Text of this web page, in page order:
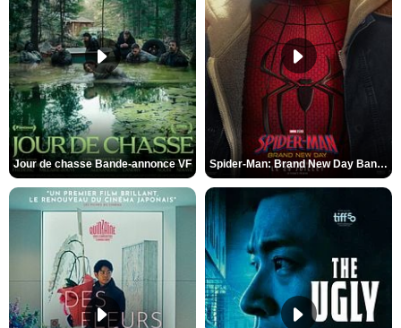
Jour de chasse Bande-annonce VF Spider-Man: Brand New Day Bande-annonce (3) VO STFR